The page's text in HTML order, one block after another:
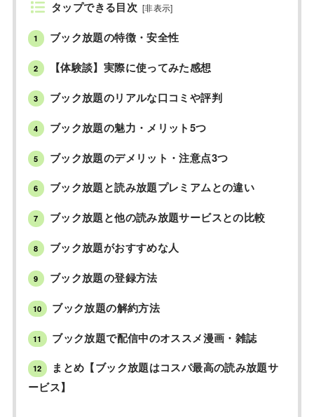
タップできる目次 [非表示]
1 ブック放題の特徴・安全性
2 【体験談】実際に使ってみた感想
3 ブック放題のリアルな口コミや評判
4 ブック放題の魅力・メリット5つ
5 ブック放題のデメリット・注意点3つ
6 ブック放題と読み放題プレミアムとの違い
7 ブック放題と他の読み放題サービスとの比較
8 ブック放題がおすすめな人
9 ブック放題の登録方法
10 ブック放題の解約方法
11 ブック放題で配信中のオススメ漫画・雑誌
12
まとめ【ブック放題はコスパ最高の読み放題サ
ービス】